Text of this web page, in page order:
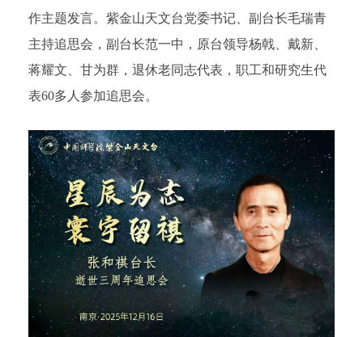
作主题发言。紫金山天文台党委书记、副台长毛瑞青
主持追思会，副台长范一中，原台领导杨戟、戴新、
蒋耀文、甘为群，退休老同志代表，职工和研究生代
表60多人参加追思会。